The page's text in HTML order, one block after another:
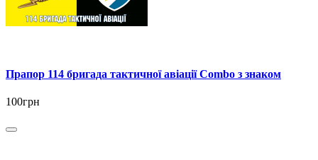
Прапор 114 бригада тактичної авіації Combo з знаком
100грн